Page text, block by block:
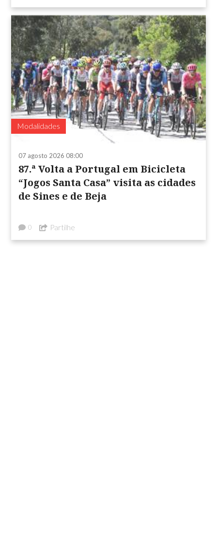
Modalidades
07 agosto 2026 08:00
87.ª Volta a Portugal em Bicicleta
“Jogos Santa Casa” visita as cidades
de Sines e de Beja
0 Partilhe